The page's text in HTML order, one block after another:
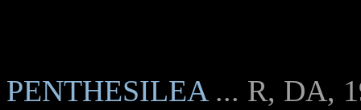
PENTHESILEA... R, DA,